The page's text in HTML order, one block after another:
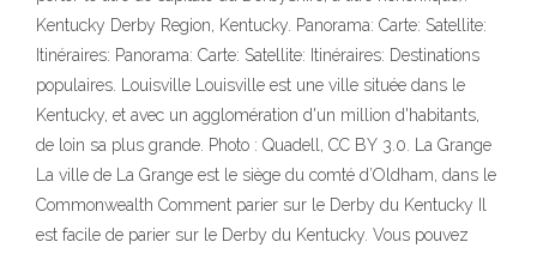
Kentucky Derby Region, Kentucky. Panorama: Carte: Satellite:
Itinéraires: Panorama: Carte: Satellite: Itinéraires: Destinations
populaires. Louisville Louisville est une ville située dans le
Kentucky, et avec un agglomération d'un million d'habitants,
de loin sa plus grande. Photo : Quadell, CC BY 3.0. La Grange
La ville de La Grange est le siège du comté d’Oldham, dans le
Commonwealth Comment parier sur le Derby du Kentucky Il
est facile de parier sur le Derby du Kentucky. Vous pouvez